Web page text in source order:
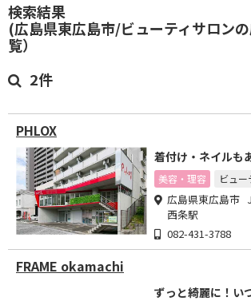
検索結果
(広島県東広島市/ビューティサロン
覧）
2件
PHLOX
着付け・ネイルも
美容・理容 ビュー
広島県東広島市
西条駅
082-431-3788
FRAME okamachi
ずっと綺麗に！い